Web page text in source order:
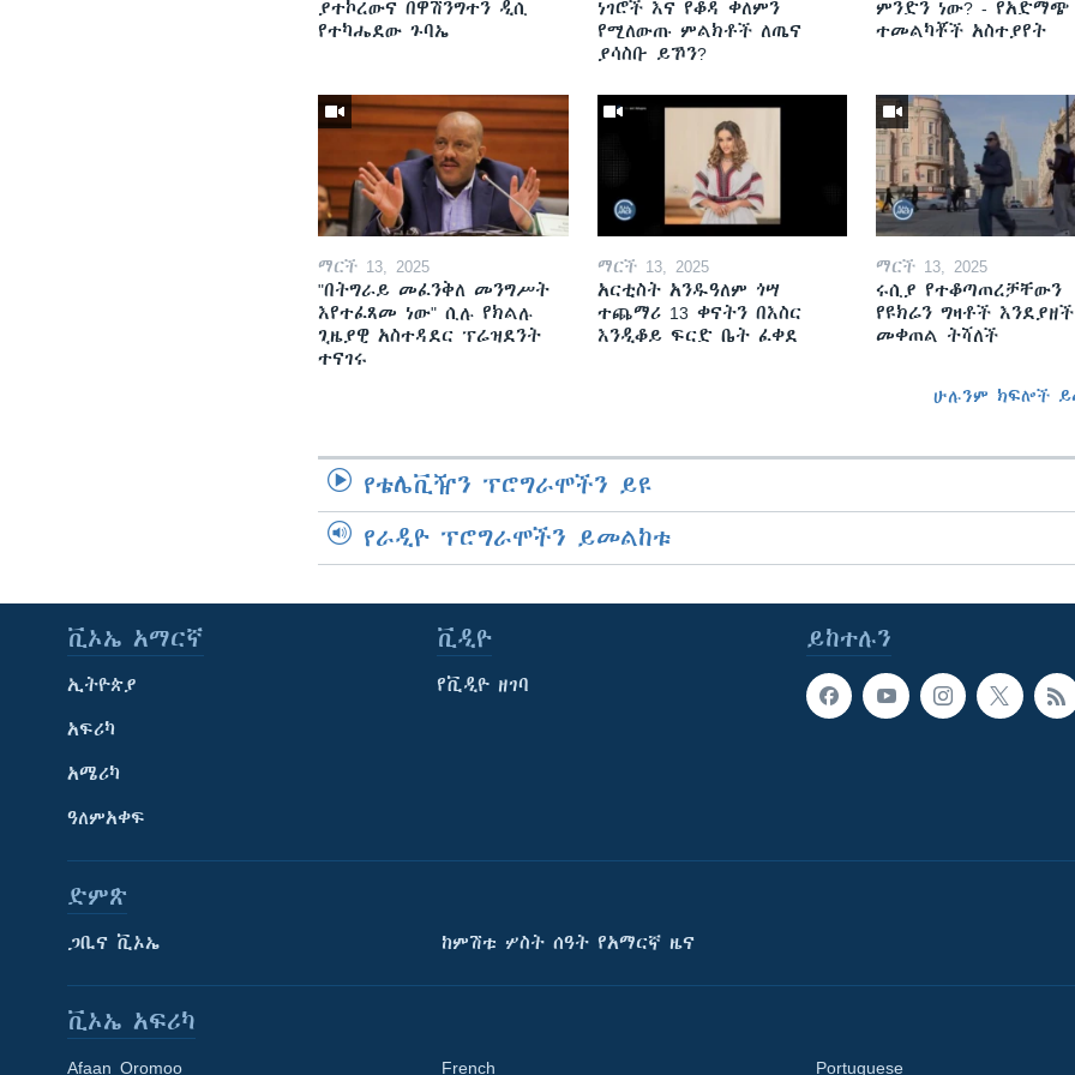
ያተኮረውና በዋሽንግተን ዲሲ
የተካሔደው ጉባኤ
ነገሮች እና የቆዳ ቀለምን
የሚለውጡ ምልክቶች ለጤና
ያሳስቡ ይኾን?
ምንድን ነው? - የአድማጭ
ተመልካቾች አስተያየት
ማርች 13, 2025
"በትግራይ መፈንቅለ መንግሥት
እየተፈጸመ ነው" ሲሉ የክልሉ
ጊዜያዊ አስተዳደር ፕሬዝደንት
ተናገሩ
ማርች 13, 2025
አርቲስት አንዱዓለም ጎሣ
ተጨማሪ 13 ቀናትን በእስር
እንዲቆይ ፍርድ ቤት ፈቀደ
ማርች 13, 2025
ሩሲያ የተቆጣጠረቻቸውን
የዩክሬን ግዛቶች እንደያዘች
መቀጠል ትሻለች
ሁሉንም ክፍሎች
የቴሌቪዥን ፕሮግራሞችን ይዩ
የራዲዮ ፕሮግራሞችን ይመልከቱ
ይከተሉን
ቪኦኤ አማርኛ
ኢትዮጵያ
አፍሪካ
አሜሪካ
ዓለምአቀፍ
ቪዲዮ
የቪዲዮ ዘገባ
ድምጽ
ጋቢና ቪኦኤ ከምሽቱ ሦስት ሰዓት የአማርኛ ዜና
ቪኦኤ አፍሪካ
Afaan Oromoo French Portuguese